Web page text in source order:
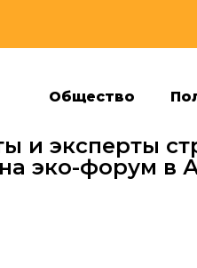
Общество
и эксперты
эко-форум в